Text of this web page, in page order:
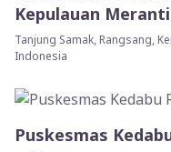
Kepulauan Meranti
Tanjung Samak, Rangsang,
Indonesia
Puskesmas